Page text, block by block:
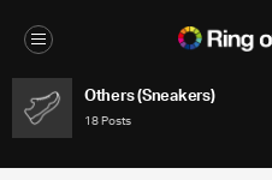
Others (Sneakers)
18 Posts